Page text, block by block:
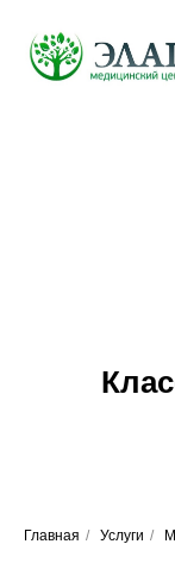
Главная / Услуги /